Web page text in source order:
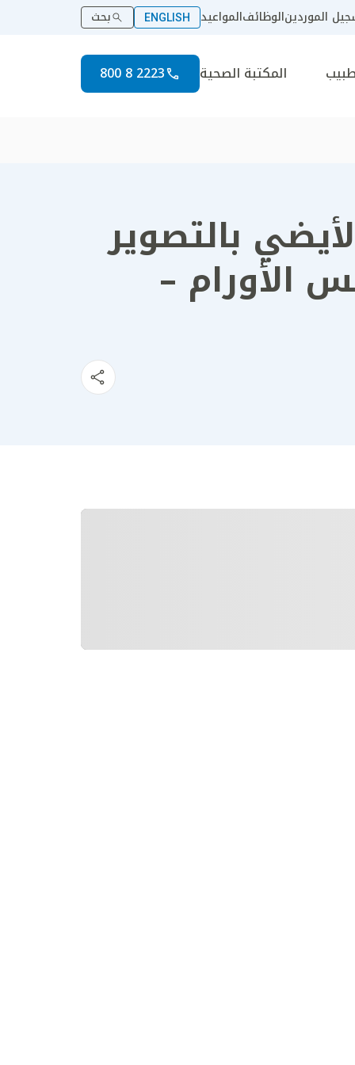
الموردينالوظائفالمواعيد ENGLISH بحث
المكتبة الصحية 2223 8 800
#3 التصوير الأيضي بالتصوير
الأورام –